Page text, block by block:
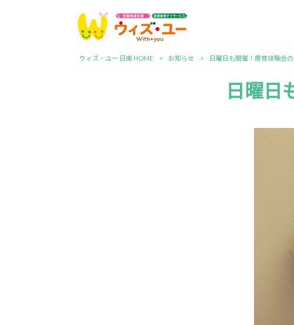
ウィズ・ユー 日南 HOME > お知らせ > 日曜日も開催！療育体験会
日曜日